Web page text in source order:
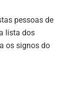
pessoas de
lista dos
os signos do